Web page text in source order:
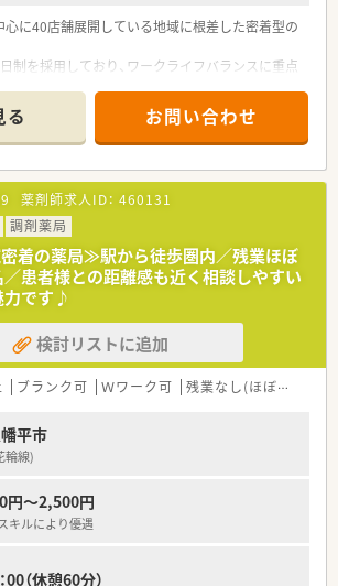
に40店舗展開している地域に根差した密着型の
制を採用しており、ワークライフバランスに重点
極的に行っており、若手も活躍できる環境は整っ
合研修やEラーニングを活用しております。
る お問い合わせ
薬剤師求人ID： 460131
調剤薬局
密着の薬局≫駅から徒歩圏内／残業ほぼ
患者様との距離感も近く相談しやすい
力です♪
検討リストに追加
ブランク可 Ｗワーク可 残業なし(ほぼなし含む)
平市
輪線)
円～2,500円
キルにより優遇
00（休憩60分）